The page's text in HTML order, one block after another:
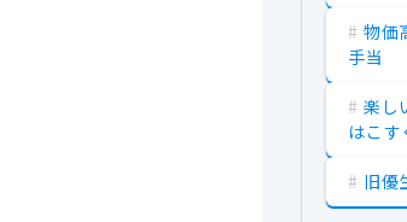
物価
手当
楽し
はこす
旧優